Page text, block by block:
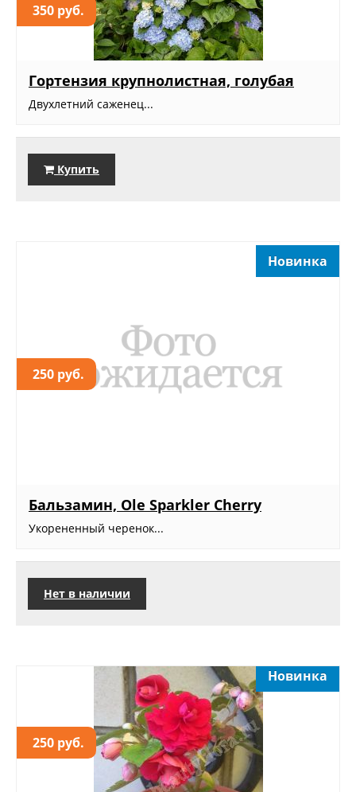
350 руб.
Гортензия крупнолистная, голубая
Двухлетний саженец...
Купить
250 руб.
Новинка
Бальзамин, Ole Sparkler Cherry
Укорененный черенок...
Нет в наличии
250 руб.
Новинка